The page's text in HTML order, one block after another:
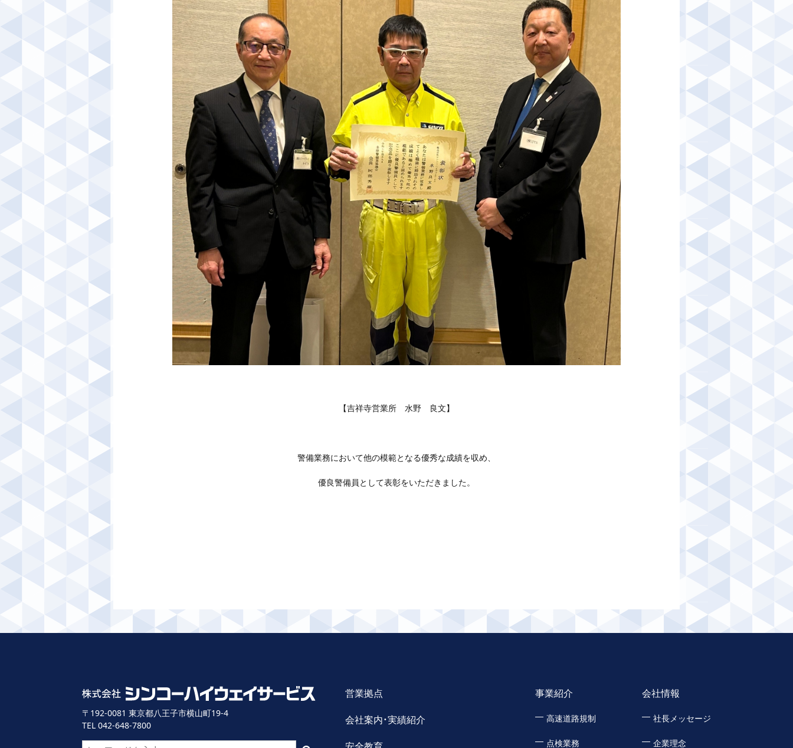
【吉祥寺営業所 水野 良文】
警備業務において他の模範となる優秀な成績を収め、
優良警備員として表彰をいただきました。
〒192-0081 東京都八王子市横山町19-4
TEL 042-648-7800
営業拠点
会社案内・実績紹介
事業紹介
高速道路規制
点検業務
会社情報
社長メッセージ
企業理念